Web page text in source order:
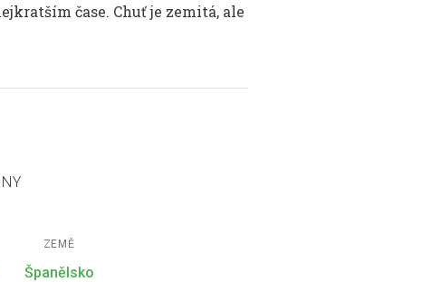
čase. Chuť je zemitá, ale
ZEMĚ
Španělsko